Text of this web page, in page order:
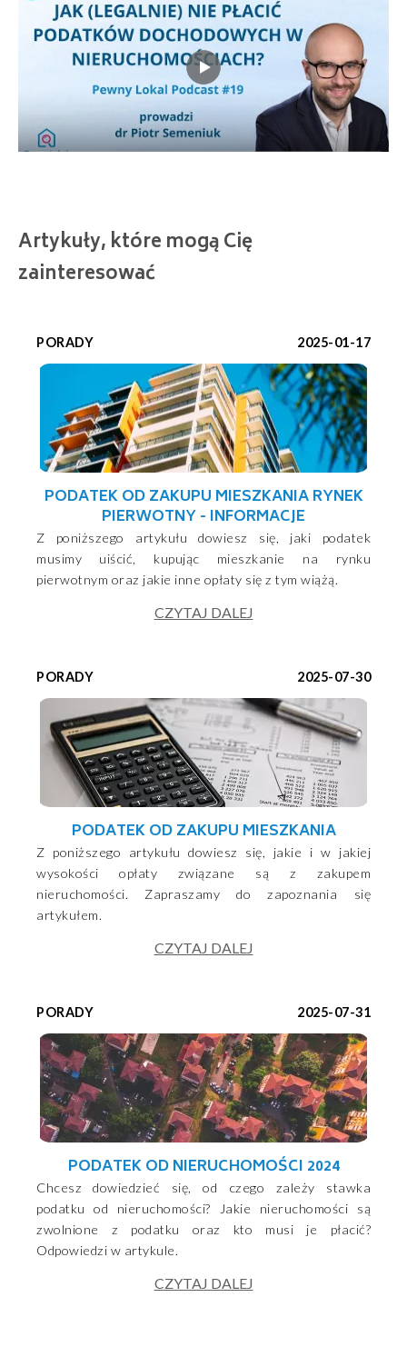
Artykuły, które mogą Cię
zainteresować
PORADY 2025-01-17
PODATEK OD ZAKUPU MIESZKANIA RYNEK
PIERWOTNY - INFORMACJE
Z poniższego artykułu dowiesz się, jaki podatek
musimy uiścić, kupując mieszkanie na rynku
pierwotnym oraz jakie inne opłaty się z tym wiążą.
CZYTAJ DALEJ
PORADY 2025-07-30
PODATEK OD ZAKUPU MIESZKANIA
Z poniższego artykułu dowiesz się, jakie i w jakiej
wysokości opłaty związane są z zakupem
nieruchomości. Zapraszamy do zapoznania się
artykułem.
CZYTAJ DALEJ
PORADY 2025-07-31
PODATEK OD NIERUCHOMOŚCI 2024
Chcesz dowiedzieć się, od czego zależy stawka
podatku od nieruchomości? Jakie nieruchomości są
zwolnione z podatku oraz kto musi je płacić?
Odpowiedzi w artykule.
CZYTAJ DALEJ